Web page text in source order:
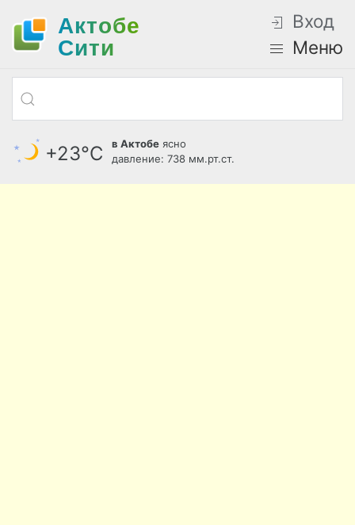
Актобе
Cити
Вход
Меню
+23°С в Актобе ясно
давление: 738 мм.рт.ст.